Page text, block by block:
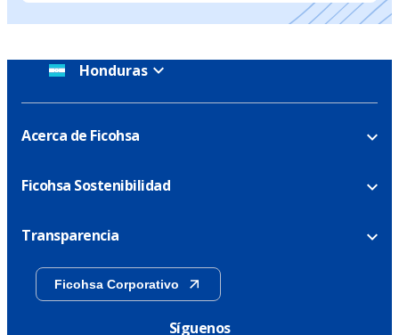
Honduras
Acerca de Ficohsa
Ficohsa Sostenibilidad
Transparencia
Ficohsa Corporativo
Síguenos